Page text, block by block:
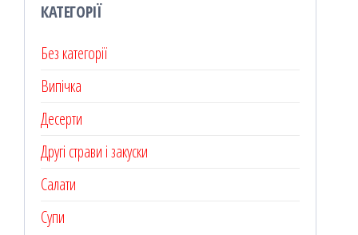
КАТЕГОРІЇ
Без категорії
Випічка
Десерти
Другі страви і закуски
Салати
Супи